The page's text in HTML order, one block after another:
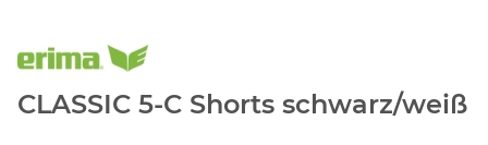
CLASSIC 5-C Shorts schwarz/weiß